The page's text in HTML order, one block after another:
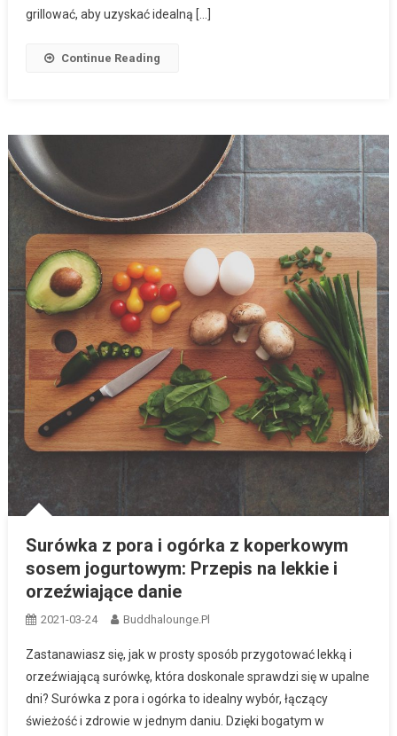
grillować, aby uzyskać idealną […]
Continue Reading
Surówka z pora i ogórka z koperkowym
sosem jogurtowym: Przepis na lekkie i
orzeźwiające danie
2021-03-24 Buddhalounge.pl
Zastanawiasz się, jak w prosty sposób przygotować lekką i
orzeźwiającą surówkę, która doskonale sprawdzi się w upalne
dni? Surówka z pora i ogórka to idealny wybór, łączący
świeżość i zdrowie w jednym daniu. Dzięki bogatym w